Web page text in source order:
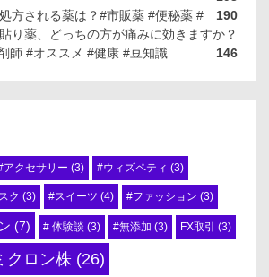
方される薬は？#市販薬 #便秘薬 #
190
り薬、どっちの方が痛みに効きますか？
師 #オススメ #健康 #豆知識
146
アクセサリー (3) #ウィズペティ (3)
ク (3) #スイーツ (4) #ファッション (3)
(7) # 体験談 (3) #無添加 (3) FX取引 (3)
クロン株 (26)